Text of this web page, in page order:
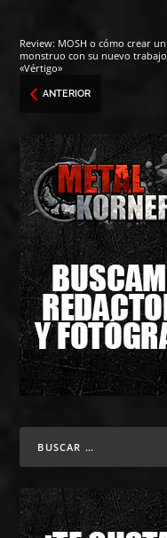
Review: MOSH o cómo crear un
monstruo con su nuevo trabajo
«Vértigo»
ANTERIOR